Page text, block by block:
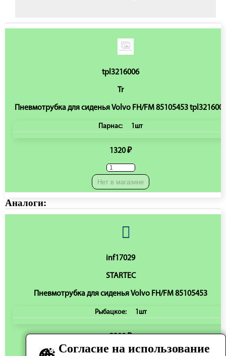
tpl3216006
Tr
Пневмотрубка для сиденья Volvo FH/FM 85105453
Парнас: 1шт
1320 ₽
Нет в магазине
Аналоги:
inf17029
STARTEC
Пневмотрубка для сиденья Volvo FH/FM 85105453
Рыбацкое: 1шт
3300 ₽
Согласие на использование